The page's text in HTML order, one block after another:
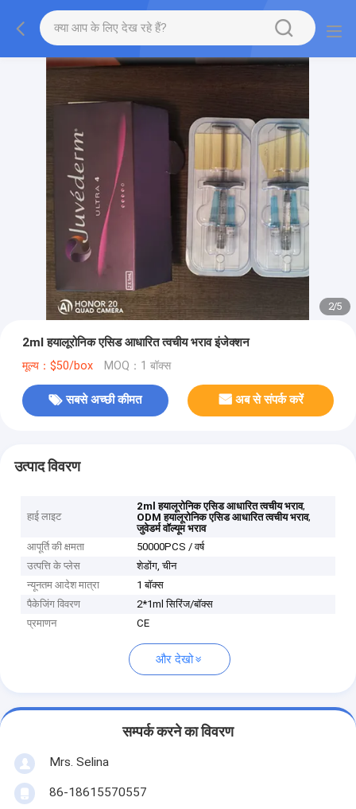
2/5
2ml हयालूरोनिक एसिड आधारित त्वचीय भराव इंजेक्शन
मूल्य：$50/box MOQ：1 बॉक्स
सबसे अच्छी कीमत अब से संपर्क करें
उत्पाद विवरण
हाई लाइट
2ml हयालूरोनिक एसिड आधारित त्वचीय भराव,
ODM हयालूरोनिक एसिड आधारित त्वचीय भराव,
जुवेडर्म वॉल्यूम भराव
आपूर्ति की क्षमता
50000PCS / वर्ष
उत्पत्ति के प्लेस
शेडोंग, चीन
न्यूनतम आदेश मात्रा
1 बॉक्स
पैकेजिंग विवरण
2*1ml सिरिंज/बॉक्स
प्रमाणन
CE
और देखो
सम्पर्क करने का विवरण
Mrs. Selina
86-18615570557